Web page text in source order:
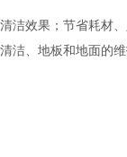
洁效果；节省耗材
洁、地板和地面的